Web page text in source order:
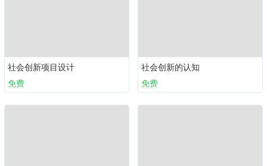
社会创新项目设计
免费
社会创新的认知
免费